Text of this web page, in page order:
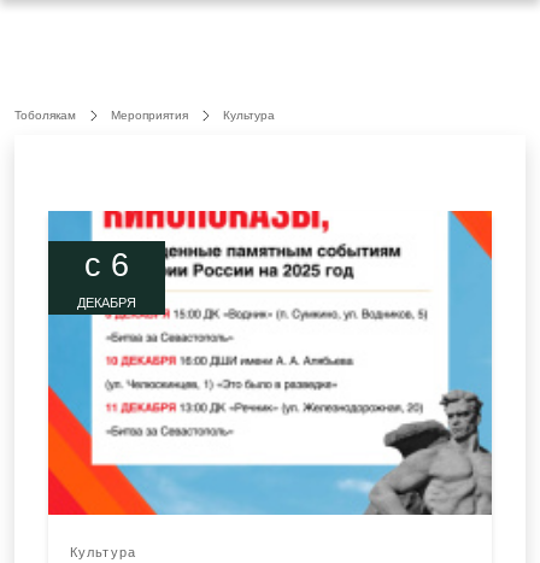
Тоболякам Мероприятия Культура
c 6
ДЕКАБРЯ
Культура